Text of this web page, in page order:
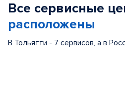
Все сервисные
расположены
В Тольятти - 7 сервисов, а в